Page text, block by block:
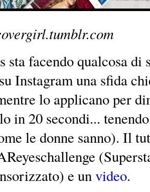
sta facendo qualcosa
Instagram una sfida
lo applicano per
in 20 secondi...
le donne sanno). Il
e unvideo.